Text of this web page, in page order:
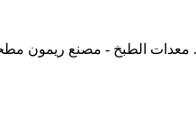
الطبخ - مصنع ريمون